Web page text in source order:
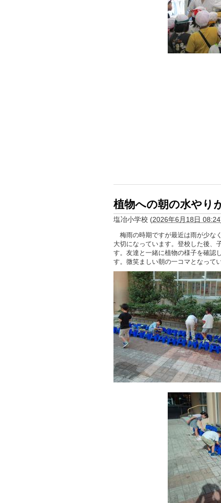
植物への朝の水やり
塩冶小学校 (2026年6月18日 08:24
梅雨の時期ですが最近は雨が少な
大切になっています。登校した後、
す。友達と一緒に植物の様子を確認
す。微笑ましい朝の一コマとなって